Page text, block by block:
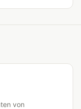
von